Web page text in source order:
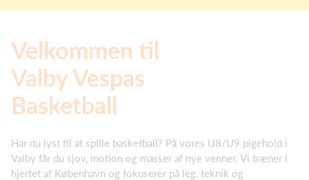
Velkommen til
Valby Vespas
Basketball
Har du lyst til at spille basketball? På vores U8/U9 pigehold i
Valby får du sjov, motion og masser af nye venner. Vi træner i
hjertet af København og fokuserer på leg, teknik og